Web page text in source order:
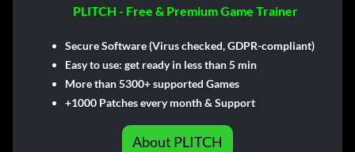
PLITCH - Free & Premium Game Trainer
Secure Software (Virus checked, GDPR-compliant)
Easy to use: get ready in less than 5 min
More than 5300+ supported Games
+1000 Patches every month & Support
About PLITCH